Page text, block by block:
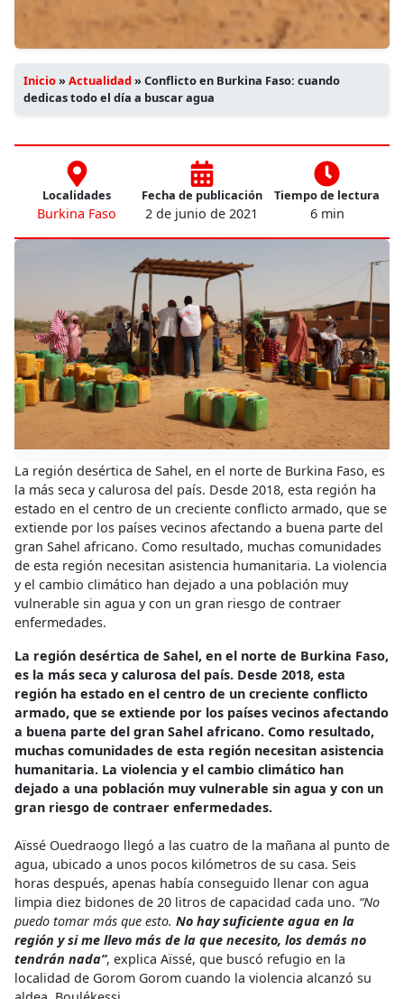
Inicio»Actualidad»Conflicto en Burkina Faso: cuando
dedicas todo el día a buscar agua
Localidades
Burkina Faso
Fecha de publicación
2 de junio de 2021
Tiempo de lectura
6 min
La región desértica de Sahel, en el norte de Burkina Faso, es
la más seca y calurosa del país. Desde 2018, esta región ha
estado en el centro de un creciente conflicto armado, que se
extiende por los países vecinos afectando a buena parte del
gran Sahel africano. Como resultado, muchas comunidades
de esta región necesitan asistencia humanitaria. La violencia
y el cambio climático han dejado a una población muy
vulnerable sin agua y con un gran riesgo de contraer
enfermedades.
La región desértica de Sahel, en el norte de Burkina Faso,
es la más seca y calurosa del país. Desde 2018, esta
región ha estado en el centro de un creciente conflicto
armado, que se extiende por los países vecinos afectando
a buena parte del gran Sahel africano. Como resultado,
muchas comunidades de esta región necesitan asistencia
humanitaria. La violencia y el cambio climático han
dejado a una población muy vulnerable sin agua y con un
gran riesgo de contraer enfermedades.
Aïssé Ouedraogo llegó a las cuatro de la mañana al punto de
agua, ubicado a unos pocos kilómetros de su casa. Seis
horas después, apenas había conseguido llenar con agua
limpia diez bidones de 20 litros de capacidad cada uno. “No
puedo tomar más que esto. No hay suficiente agua en la
región y si me llevo más de la que necesito, los demás no
tendrán nada”, explica Aïssé, que buscó refugio en la
localidad de Gorom Gorom cuando la violencia alcanzó su